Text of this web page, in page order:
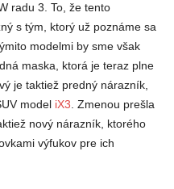
radu 3. To, že tento
s tým, ktorý už poznáme sa
modelmi by sme však
maska, ktorá je teraz plne
je taktiež predný nárazník,
model iX3. Zmenou prešla
nový nárazník, ktorého
výfukov pre ich